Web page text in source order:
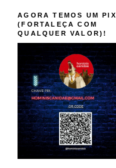
AGORA TEMOS UM PIX
(FORTALEÇA COM
QUALQUER VALOR)!